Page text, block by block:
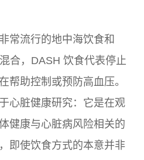
常流行的地中海饮食和
合，DASH 饮食代表停止
帮助控制或预防高血压。
心脏健康研究：它是在观
健康与心脏病风险相关的
即使饮食方式的本意并非